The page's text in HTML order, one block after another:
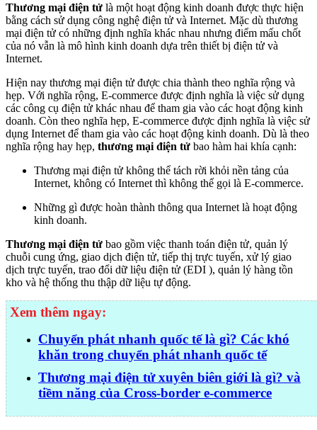
Thương mại điện tử là một hoạt động kinh doanh được thực hiện
bằng cách sử dụng công nghệ điện tử và Internet. Mặc dù thương
mại điện tử có những định nghĩa khác nhau nhưng điểm mấu chốt
của nó vẫn là mô hình kinh doanh dựa trên thiết bị điện tử và
Internet.
Hiện nay thương mại điện tử được chia thành theo nghĩa rộng và
hẹp. Với nghĩa rộng, E-commerce được định nghĩa là việc sử dụng
các công cụ điện tử khác nhau để tham gia vào các hoạt động kinh
doanh. Còn theo nghĩa hẹp, E-commerce được định nghĩa là việc sử
dụng Internet để tham gia vào các hoạt động kinh doanh. Dù là theo
nghĩa rộng hay hẹp, thương mại điện tử bao hàm hai khía cạnh:
Thương mại điện tử không thể tách rời khỏi nền tảng của
Internet, không có Internet thì không thể gọi là E-commerce.
Những gì được hoàn thành thông qua Internet là hoạt động
kinh doanh.
Thương mại điện tử bao gồm việc thanh toán điện tử, quản lý
chuỗi cung ứng, giao dịch điện tử, tiếp thị trực tuyến, xử lý giao
dịch trực tuyến, trao đổi dữ liệu điện tử (EDI ), quản lý hàng tồn
kho và hệ thống thu thập dữ liệu tự động.
Xem thêm ngay:
Chuyển phát nhanh quốc tế là gì? Các khó
khăn trong chuyển phát nhanh quốc tế
Thương mại điện tử xuyên biên giới là gì? và
tiềm năng của Cross-border e-commerce